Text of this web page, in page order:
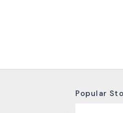
Popular